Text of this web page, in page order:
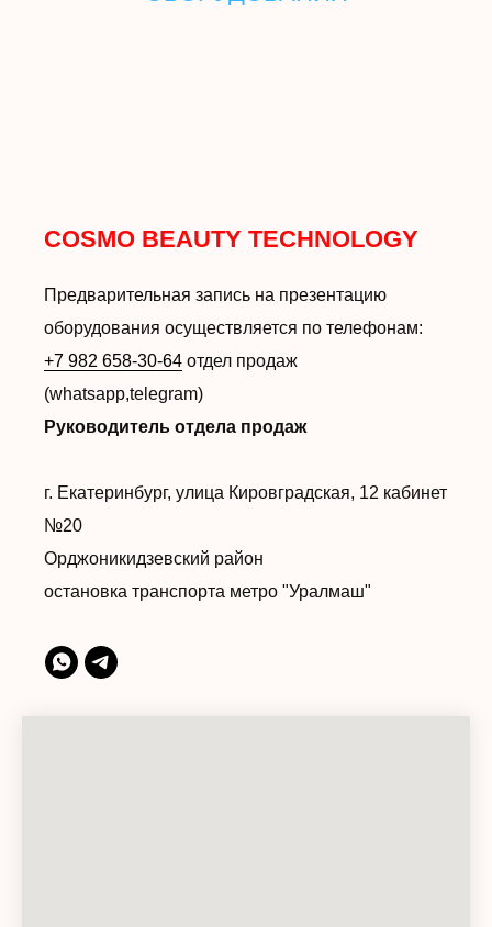
COSMO BEAUTY TECHNOLOGY
Предварительная запись на презентацию
оборудования осуществляется по телефонам:
+7 982 658-30-64 отдел продаж
(whatsapp,telegram)
Руководитель отдела продаж
г. Екатеринбург, улица Кировградская, 12 кабинет
№20
Орджоникидзевский район
остановка транспорта метро "Уралмаш"